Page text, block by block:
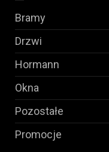
Bramy
Drzwi
Hormann
Okna
Pozostałe
Promocje